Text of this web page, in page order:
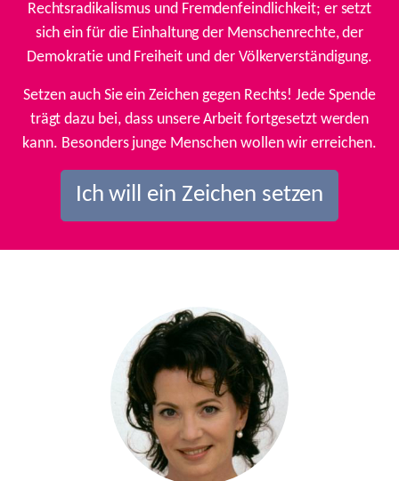
Rechtsradikalismus und Fremdenfeindlichkeit; er setzt
sich ein für die Einhaltung der Menschenrechte, der
Demokratie und Freiheit und der Völkerverständigung.
Setzen auch Sie ein Zeichen gegen Rechts! Jede Spende
trägt dazu bei, dass unsere Arbeit fortgesetzt werden
kann. Besonders junge Menschen wollen wir erreichen.
Ich will ein Zeichen setzen